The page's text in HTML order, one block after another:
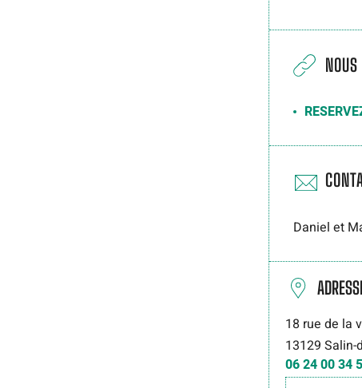
Daniel et
18 rue de la
13129 Salin-
06 24 00 34